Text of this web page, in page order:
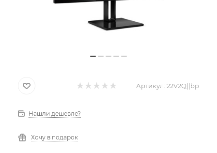
Артикул: 22V2Q||bp
Нашли дешевле?
Хочу в подарок